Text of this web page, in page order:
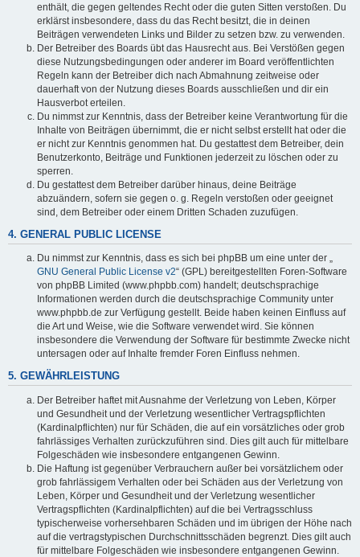
enthält, die gegen geltendes Recht oder die guten Sitten verstoßen. Du
erklärst insbesondere, dass du das Recht besitzt, die in deinen
Beiträgen verwendeten Links und Bilder zu setzen bzw. zu verwenden.
Der Betreiber des Boards übt das Hausrecht aus. Bei Verstößen gegen
diese Nutzungsbedingungen oder anderer im Board veröffentlichten
Regeln kann der Betreiber dich nach Abmahnung zeitweise oder
dauerhaft von der Nutzung dieses Boards ausschließen und dir ein
Hausverbot erteilen.
Du nimmst zur Kenntnis, dass der Betreiber keine Verantwortung für die
Inhalte von Beiträgen übernimmt, die er nicht selbst erstellt hat oder die
er nicht zur Kenntnis genommen hat. Du gestattest dem Betreiber, dein
Benutzerkonto, Beiträge und Funktionen jederzeit zu löschen oder zu
sperren.
Du gestattest dem Betreiber darüber hinaus, deine Beiträge
abzuändern, sofern sie gegen o. g. Regeln verstoßen oder geeignet
sind, dem Betreiber oder einem Dritten Schaden zuzufügen.
4. GENERAL PUBLIC LICENSE
Du nimmst zur Kenntnis, dass es sich bei phpBB um eine unter der „
GNU General Public License v2“ (GPL) bereitgestellten Foren-Software
von phpBB Limited (www.phpbb.com) handelt; deutschsprachige
Informationen werden durch die deutschsprachige Community unter
www.phpbb.de zur Verfügung gestellt. Beide haben keinen Einfluss auf
die Art und Weise, wie die Software verwendet wird. Sie können
insbesondere die Verwendung der Software für bestimmte Zwecke nicht
untersagen oder auf Inhalte fremder Foren Einfluss nehmen.
5. GEWÄHRLEISTUNG
Der Betreiber haftet mit Ausnahme der Verletzung von Leben, Körper
und Gesundheit und der Verletzung wesentlicher Vertragspflichten
(Kardinalpflichten) nur für Schäden, die auf ein vorsätzliches oder grob
fahrlässiges Verhalten zurückzuführen sind. Dies gilt auch für mittelbare
Folgeschäden wie insbesondere entgangenen Gewinn.
Die Haftung ist gegenüber Verbrauchern außer bei vorsätzlichem oder
grob fahrlässigem Verhalten oder bei Schäden aus der Verletzung von
Leben, Körper und Gesundheit und der Verletzung wesentlicher
Vertragspflichten (Kardinalpflichten) auf die bei Vertragsschluss
typischerweise vorhersehbaren Schäden und im übrigen der Höhe nach
auf die vertragstypischen Durchschnittsschäden begrenzt. Dies gilt auch
für mittelbare Folgeschäden wie insbesondere entgangenen Gewinn.